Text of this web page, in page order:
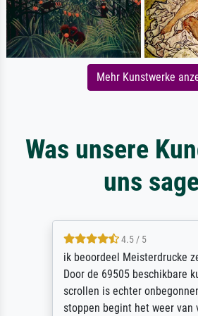
Mehr Kunstwerke
Was unsere
uns
4.5 / 5
ik beoordeel Meisterdrucke
Door de 69505 beschikbare
scrollen is echter
stoppen begint het weer van